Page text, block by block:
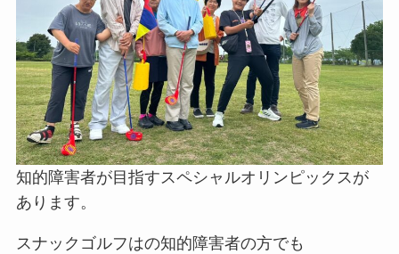
知的障害者が目指すスペシャルオリンピックスが
あります。
スナックゴルフはの知的障害者の方でも